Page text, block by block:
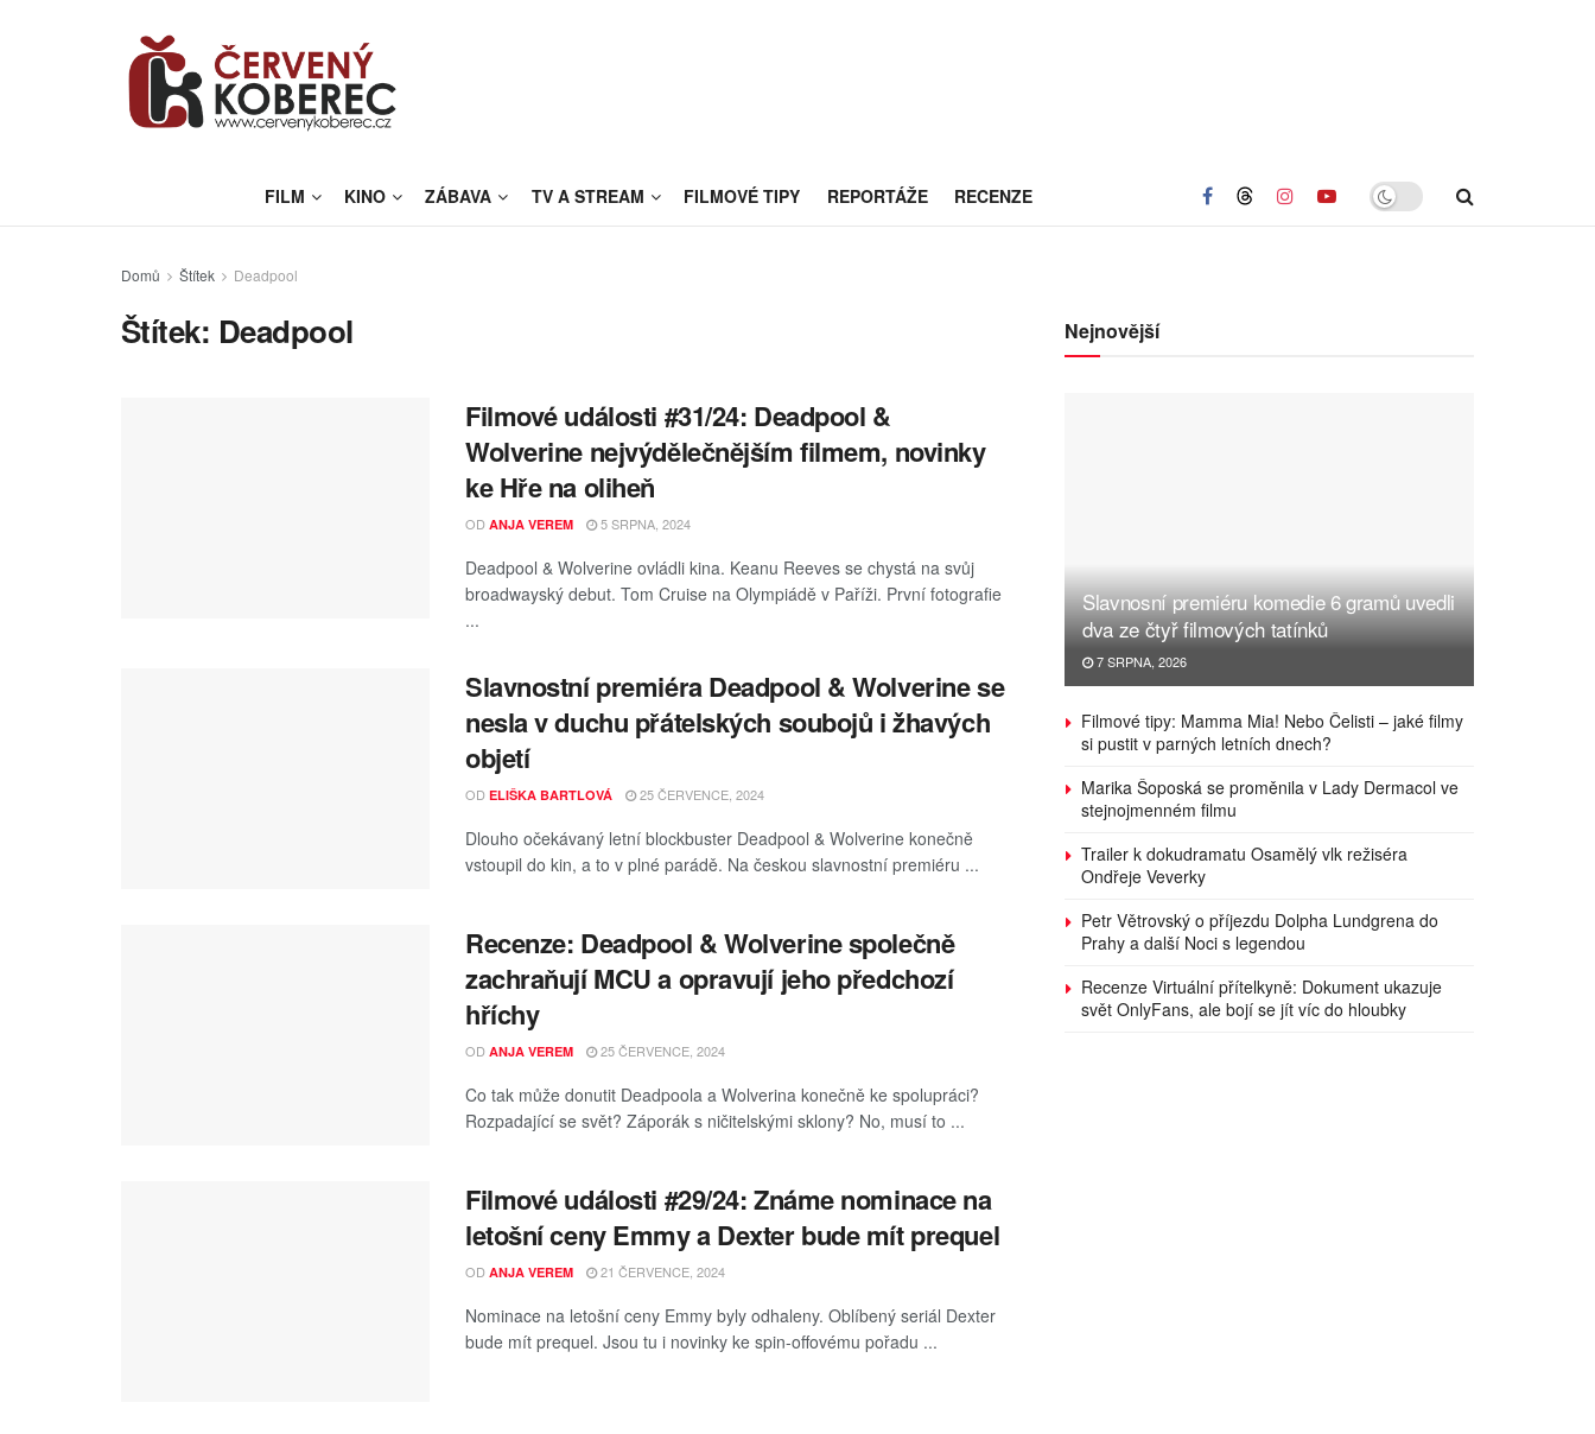
FILM KINO ZÁBAVA TV A STREAM FILMOVÉ TIPY REPORTÁŽE RECENZE
Domů Štítek Deadpool
Štítek: Deadpool
Filmové události #31/24: Deadpool &
Wolverine nejvýdělečnějším filmem, novinky
ke Hře na oliheň
OD ANJA VEREM 5 SRPNA, 2024
Deadpool & Wolverine ovládli kina. Keanu Reeves se chystá na svůj
broadwayský debut. Tom Cruise na Olympiádě v Paříži. První fotografie
...
Slavnostní premiéra Deadpool & Wolverine se
nesla v duchu přátelských soubojů i žhavých
objetí
OD ELIŠKA BARTLOVÁ 25 ČERVENCE, 2024
Dlouho očekávaný letní blockbuster Deadpool & Wolverine konečně
vstoupil do kin, a to v plné parádě. Na českou slavnostní premiéru ...
Recenze: Deadpool & Wolverine společně
zachraňují MCU a opravují jeho předchozí
hříchy
OD ANJA VEREM 25 ČERVENCE, 2024
Co tak může donutit Deadpoola a Wolverina konečně ke spolupráci?
Rozpadající se svět? Záporák s ničitelskými sklony? No, musí to ...
Filmové události #29/24: Známe nominace na
letošní ceny Emmy a Dexter bude mít prequel
OD ANJA VEREM 21 ČERVENCE, 2024
Nominace na letošní ceny Emmy byly odhaleny. Oblíbený seriál Dexter
bude mít prequel. Jsou tu i novinky ke spin-offovému pořadu ...
Nejnovější
Slavnosní premiéru komedie 6 gramů uvedli
dva ze čtyř filmových tatínků
7 SRPNA, 2026
Filmové tipy: Mamma Mia! Nebo Čelisti – jaké filmy
si pustit v parných letních dnech?
Marika Šoposká se proměnila v Lady Dermacol ve
stejnojmenném filmu
Trailer k dokudramatu Osamělý vlk režiséra
Ondřeje Veverky
Petr Větrovský o příjezdu Dolpha Lundgrena do
Prahy a další Noci s legendou
Recenze Virtuální přítelkyně: Dokument ukazuje
svět OnlyFans, ale bojí se jít víc do hloubky